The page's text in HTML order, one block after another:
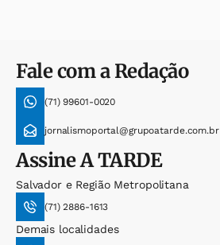
Fale com a Redação
(71) 99601-0020
jornalismoportal@grupoatarde.com.br
AssineA TARDE
Salvador e Região Metropolitana
(71) 2886-1613
Demais localidades